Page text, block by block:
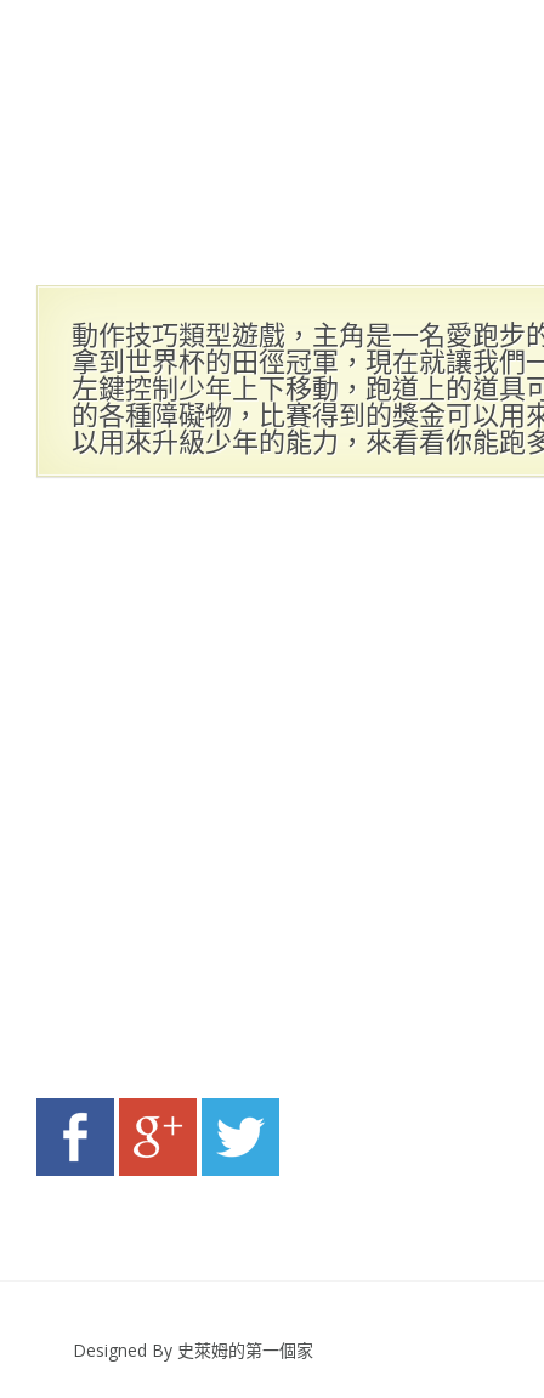
動作技巧類型遊戲，主角是一名愛跑步
拿到世界杯的田徑冠軍，現在就讓我們
左鍵控制少年上下移動，跑道上的道具
的各種障礙物，比賽得到的獎金可以用
以用來升級少年的能力，來看看你能跑
Designed By 史萊姆的第一個家